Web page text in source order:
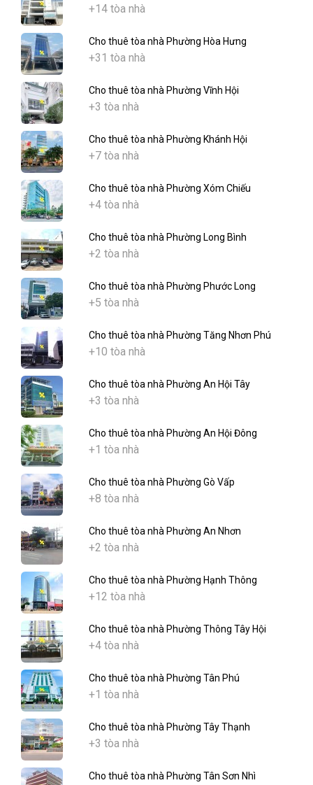
+14 tòa nhà
Cho thuê tòa nhà Phường Hòa Hưng
+31 tòa nhà
Cho thuê tòa nhà Phường Vĩnh Hội
+3 tòa nhà
Cho thuê tòa nhà Phường Khánh Hội
+7 tòa nhà
Cho thuê tòa nhà Phường Xóm Chiếu
+4 tòa nhà
Cho thuê tòa nhà Phường Long Bình
+2 tòa nhà
Cho thuê tòa nhà Phường Phước Long
+5 tòa nhà
Cho thuê tòa nhà Phường Tăng Nhơn Phú
+10 tòa nhà
Cho thuê tòa nhà Phường An Hội Tây
+3 tòa nhà
Cho thuê tòa nhà Phường An Hội Đông
+1 tòa nhà
Cho thuê tòa nhà Phường Gò Vấp
+8 tòa nhà
Cho thuê tòa nhà Phường An Nhơn
+2 tòa nhà
Cho thuê tòa nhà Phường Hạnh Thông
+12 tòa nhà
Cho thuê tòa nhà Phường Thông Tây Hội
+4 tòa nhà
Cho thuê tòa nhà Phường Tân Phú
+1 tòa nhà
Cho thuê tòa nhà Phường Tây Thạnh
+3 tòa nhà
Cho thuê tòa nhà Phường Tân Sơn Nhì